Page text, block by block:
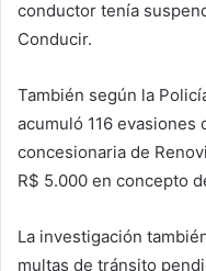
conductor tenía
Conducir.
También según la
acumuló 116
concesionaria de
R$ 5.000 en concepto
La investigación
multas de tránsito